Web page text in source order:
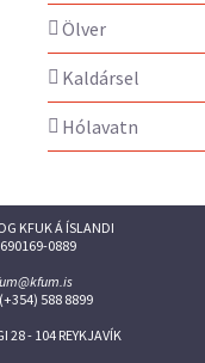
Ölver
Kaldársel
Hólavatn
KFUK Á ÍSLANDI
0889
588 8899
28 - 104 REYKJAVÍK